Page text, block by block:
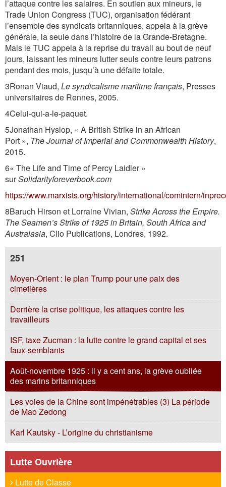
l’attaque contre les salaires. En soutien aux mineurs, le
Trade Union Congress (TUC), organisation fédérant
l’ensemble des syndicats britanniques, appela à la grève
générale, la seule dans l’histoire de la Grande-Bretagne.
Mais le TUC appela à la reprise du travail au bout de neuf
jours, laissant les mineurs lutter seuls contre leurs patrons
pendant des mois, jusqu’à une défaite totale.
3Ronan Viaud, Le syndicalisme maritime français, Presses
universitaires de Rennes, 2005.
4Celui-qui-a-le-paquet.
5Jonathan Hyslop, « A British Strike in an African
Port », The Journal of Imperial and Commonwealth History,
2015.
6« The Life and Time of Percy Laidler »
surSolidarityforeverbook.com
https://www.marxists.org/history/international/comintern/
8Baruch Hirson et Lorraine Vivian, Strike Across the Empire.
The Seamen’s Strike of 1925 in Britain, South Africa and
Australasia, Clio Publications, Londres, 1992.
251
Moyen-Orient : le plan Trump pour une paix des
cimetières
Derrière la crise politique, les attaques contre les
travailleurs
ISF, taxe Zucman : la lutte contre le grand capital et ses
faux-semblants
Août-novembre 1925 : il y a cent ans, la grève oubliée
des marins britanniques
Les voies de la Chine sont impénétrables (3) La période
de Mao Zedong
Karl Kautsky - L’origine du christianisme
Lutte Ouvrière
Lutte de Classe